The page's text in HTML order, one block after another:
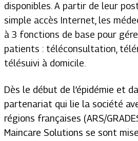
disponibles. A partir de leur
simple accès Internet, les
à 3 fonctions de base pour
patients : téléconsultation,
télésuivi à domicile.
Dès le début de l’épidémie et
partenariat qui lie la société
régions françaises (ARS/
Maincare Solutions se sont